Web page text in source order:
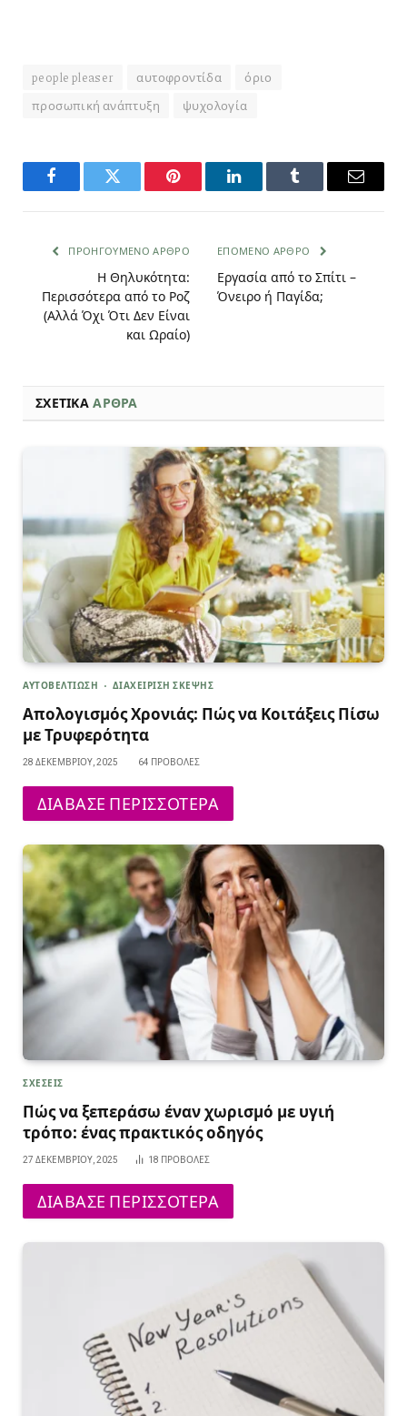
people pleaser αυτοφροντίδα
όριο
προσωπική ανάπτυξη
ψυχολογία
FacebookTwitter Pinterest LinkedInTumblr Email
ΠΡΟΗΓΟΎΜΕΝΟ ΆΡΘΡΟ
Η Θηλυκότητα:
Περισσότερα από το Ροζ
(Αλλά Όχι Ότι Δεν Είναι
και Ωραίο)
ΕΠΌΜΕΝΟ ΆΡΘΡΟ
Εργασία από το Σπίτι –
Όνειρο ή Παγίδα;
ΣΧΕΤΙΚΆΆΡΘΡΑ
ΑΥΤΟΒΕΛΤΙΩΣΗ ΔΙΑΧΕΙΡΙΣΗ ΣΚΕΨΗΣ
Απολογισμός Χρονιάς: Πώς να Κοιτάξεις Πίσω
με Τρυφερότητα
28 ΔΕΚΕΜΒΡΊΟΥ, 2025 64 ΠΡΟΒΟΛΈΣ
ΔΙΑΒΑΣΕ ΠΕΡΙΣΣΟΤΕΡΑ
ΣΧΕΣΕΙΣ
Πώς να ξεπεράσω έναν χωρισμό με υγιή
τρόπο: ένας πρακτικός οδηγός
27 ΔΕΚΕΜΒΡΊΟΥ, 2025 18 ΠΡΟΒΟΛΈΣ
ΔΙΑΒΑΣΕ ΠΕΡΙΣΣΟΤΕΡΑ